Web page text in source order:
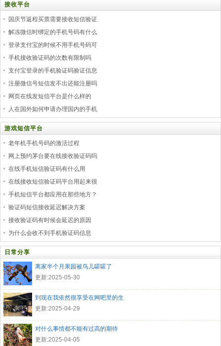
接收平台
国庆节返程买票需要接收短信验证
解冻微信时绑定的手机号码有什么
登录支付宝的时候不用手机号码可
手机接收验证码的次数有限制吗
支付宝登录的手机验证码验证信息
注册微信号短信发不出还能注册吗
网页在线发短信平台是什么样的
人在国外如何申请办理国内的手机
游戏短信平台
老年机手机号码的激活过程
网上预约茅台要在线接收验证码吗
在线手机短信验证码有什么用
在线接收短信验证码平台用起来很
手机短信平台都应用在那些地方？
验证码短信接收延迟解决方案
接收验证码有时候会延迟的原因
为什么会收不到手机验证码信息
日常分享
离家半个月果园被鸟儿嚯嚯了
更新:2025-05-30
到现在我依然很享受在网吧里的生
更新:2025-04-29
对什么事情都不能有过高的期待
更新:2025-04-05